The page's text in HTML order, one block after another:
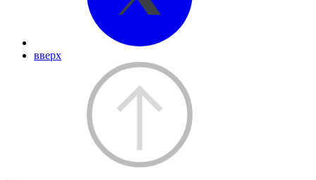
вверх